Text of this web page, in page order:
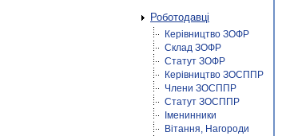
Роботодавці
Керівництво ЗОФР
Склад ЗОФР
Статут ЗОФР
Керівництво ЗОСППР
Члени ЗОСППР
Статут ЗОСППР
Іменинники
Вітання, Нагороди